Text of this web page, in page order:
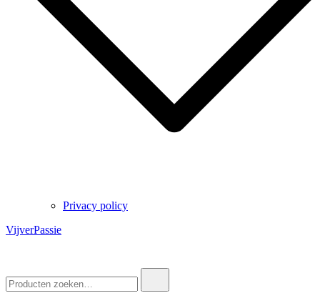
Privacy policy
VijverPassie
naar: